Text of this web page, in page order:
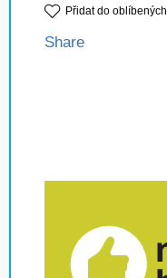
Přidat do oblíbených
Share